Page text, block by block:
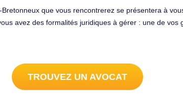
que vous rencontrerez se présentera à
avez des formalités juridiques à gérer : une de vos
TROUVEZ UN AVOCAT